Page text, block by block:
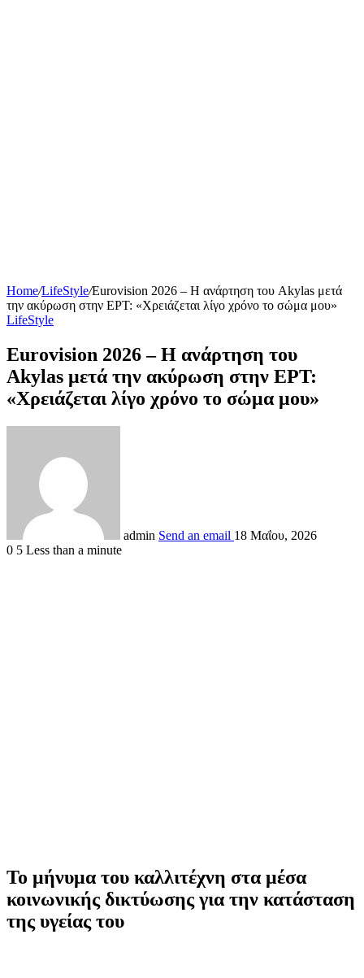
Home/LifeStyle/Eurovision 2026 – Η ανάρτηση του Akylas μετά
την ακύρωση στην ΕΡΤ: «Χρειάζεται λίγο χρόνο το σώμα μου»
LifeStyle
Eurovision 2026 – Η ανάρτηση του
Akylas μετά την ακύρωση στην ΕΡΤ:
«Χρειάζεται λίγο χρόνο το σώμα μου»
admin Send an email 18 Μαΐου, 2026
0 5 Less than a minute
Το μήνυμα του καλλιτέχνη στα μέσα
κοινωνικής δικτύωσης για την κατάσταση
της υγείας του